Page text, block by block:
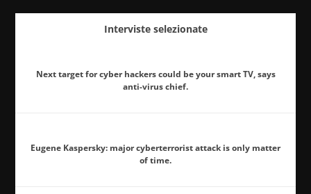
Interviste selezionate
Next target for cyber hackers could be your smart TV, says
anti-virus chief.
Eugene Kaspersky: major cyberterrorist attack is only matter
of time.